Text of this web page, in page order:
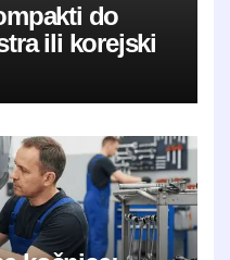
do
ili korejski